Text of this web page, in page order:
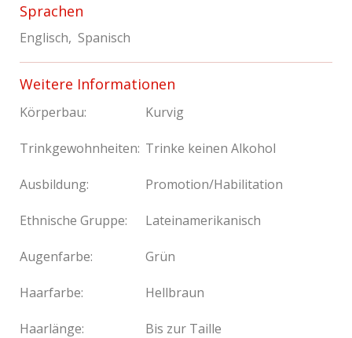
Sprachen
Englisch, Spanisch
Weitere Informationen
Körperbau: Kurvig
Trinkgewohnheiten: Trinke keinen Alkohol
Ausbildung: Promotion/Habilitation
Ethnische Gruppe: Lateinamerikanisch
Augenfarbe: Grün
Haarfarbe: Hellbraun
Haarlänge: Bis zur Taille